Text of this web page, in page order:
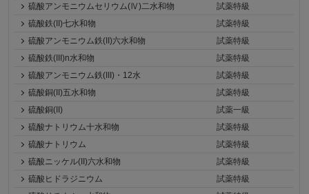
硫酸アンモニウムセリウム(Ⅳ)二水和物
試薬特級
硫酸鉄(II)七水和物
試薬特級
硫酸アンモニウム鉄(II)六水和物
試薬特級
硫酸鉄(III)n水和物
試薬特級
硫酸アンモニウム鉄(III)・12水
試薬特級
硫酸銅(II)五水和物
試薬特級
硫酸銅(II)
試薬一級
硫酸ナトリウム十水和物
試薬特級
硫酸ナトリウム
試薬特級
硫酸ニッケル(II)六水和物
試薬特級
硫酸ヒドラジニウム
試薬特級